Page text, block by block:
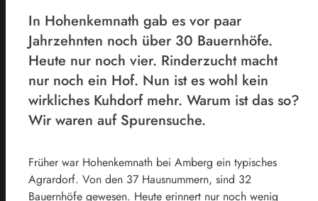
In Hohenkemnath gab es vor paar
Jahrzehnten noch über 30 Bauernhöfe.
Heute nur noch vier. Rinderzucht macht
nur noch ein Hof. Nun ist es wohl kein
wirkliches Kuhdorf mehr. Warum ist das so?
Wir waren auf Spurensuche.
Früher war Hohenkemnath bei Amberg ein typisches
Agrardorf. Von den 37 Hausnummern, sind 32
Bauernhöfe gewesen. Heute erinnert nur noch wenig